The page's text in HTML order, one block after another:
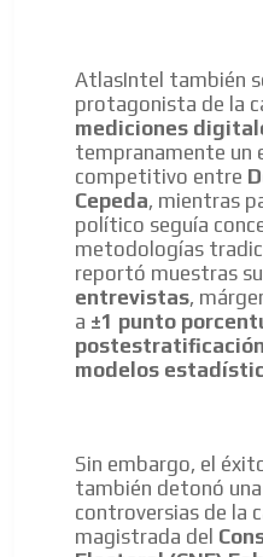
AtlasIntel también
protagonista de la
mediciones
tempranamente un
competitivo entre
Cepeda, mientras
político seguía
metodologías
reportó muestras
entrevistas,
a ±1 punto
postestratificación
modelos
Sin embargo, el
también detonó
controversias de la
magistrada del